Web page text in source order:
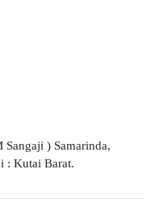
) Samarinda,
: Kutai Barat.